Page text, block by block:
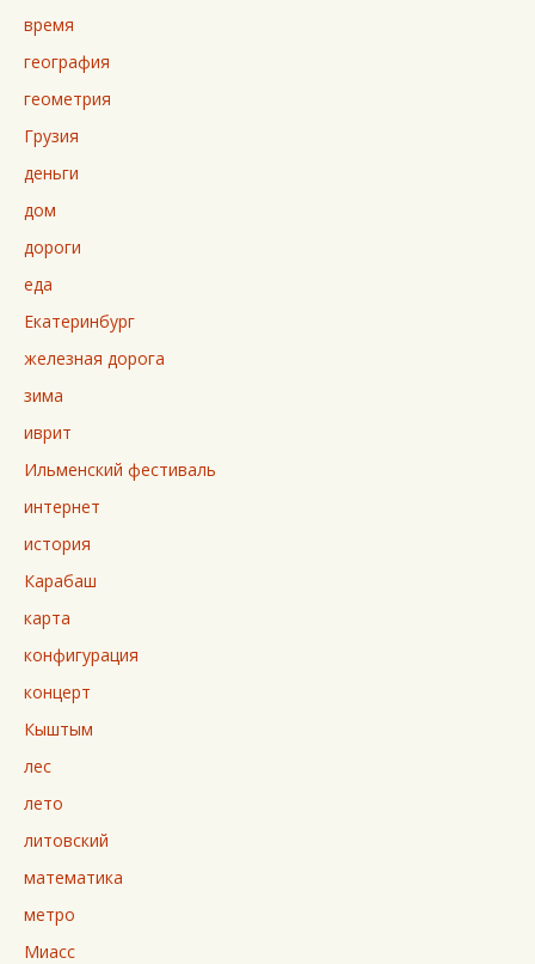
время
география
геометрия
Грузия
деньги
дом
дороги
еда
Екатеринбург
железная дорога
зима
иврит
Ильменский фестиваль
интернет
история
Карабаш
карта
конфигурация
концерт
Кыштым
лес
лето
литовский
математика
метро
Миасс